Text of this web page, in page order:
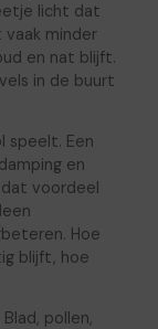
licht dat
vaak minder
en nat blijft.
in de buurt
speelt. Een
en
voordeel
Hoe
blijft, hoe
pollen,